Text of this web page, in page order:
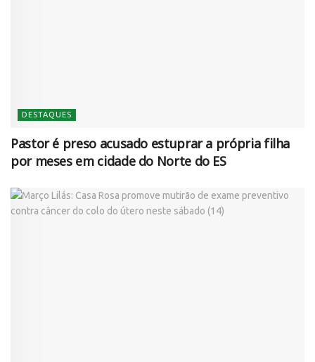
DESTAQUES
Pastor é preso acusado estuprar a própria filha
por meses em cidade do Norte do ES